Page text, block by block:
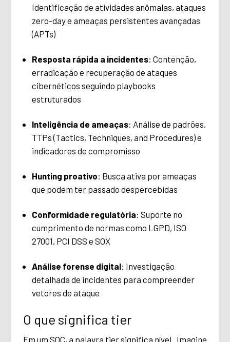
Identificação de atividades anômalas, ataques
zero-day e ameaças persistentes avançadas
(APTs)
Resposta rápida a incidentes: Contenção,
erradicação e recuperação de ataques
cibernéticos seguindo playbooks
estruturados
Inteligência de ameaças: Análise de padrões,
TTPs (Tactics, Techniques, and Procedures) e
indicadores de compromisso
Hunting proativo: Busca ativa por ameaças
que podem ter passado despercebidas
Conformidade regulatória: Suporte no
cumprimento de normas como LGPD, ISO
27001, PCI DSS e SOX
Análise forense digital: Investigação
detalhada de incidentes para compreender
vetores de ataque
O que significa tier
Em um SOC, a palavra tier significa nível. Imagine